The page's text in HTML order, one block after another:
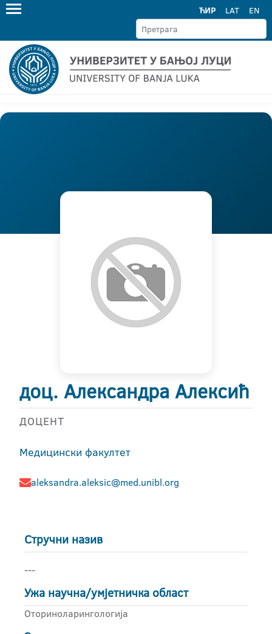
ЋИР LAT EN
доц. Александра Алексић
ДОЦЕНТ
Медицински факултет
aleksandra.aleksic@med.unibl.org
Стручни назив
---
Ужа научна/умјетничка област
Оториноларингологија